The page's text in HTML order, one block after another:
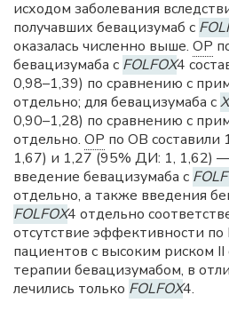
исходом заболевания
получавших бевацизумаб с
оказалась численно выше. ОР
бевацизумаба с FOLFOX4
0,98–1,39) по сравнению с
отдельно; для бевацизумаба с
0,90–1,28) по сравнению с
отдельно. ОР по ОВ
1,67) и 1,27 (95% ДИ: 1, 1,62)
введение бевацизумаба с
отдельно, а также введения
FOLFOX4 отдельно
отсутствие эффективности
пациентов с высоким риском II
терапии бевацизумабом, в
лечились только FOLFOX4.